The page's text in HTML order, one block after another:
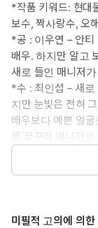
*작품 키워드: 현대
보수, 짝사랑수, 오
*공 : 이우연 – 안티
배우. 하지만 알고
새로 들인 매니저
*수 : 최인섭 – 새
지만 눈빛은 전혀
배우보다 예쁜 얼
를 꿈꾸며 매니저
넓은 어깨와 그의
*이럴 때 보세요:
“인섭 씨, 예뻐요. 울
미필적 고의에 의